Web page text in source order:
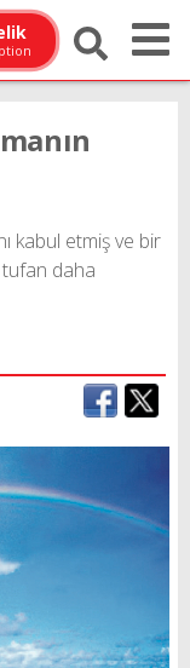
kabul etmiş ve bir
daha